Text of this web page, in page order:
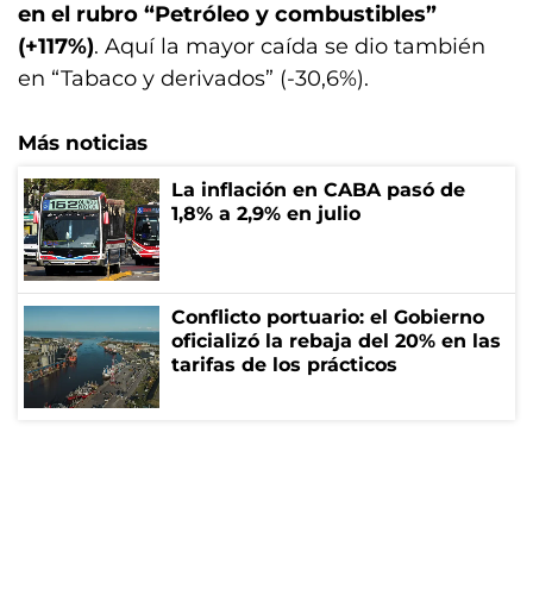
en el rubro “Petróleo y combustibles”
(+117%). Aquí la mayor caída se dio también
en “Tabaco y derivados” (-30,6%).
Más noticias
La inflación en CABA pasó de
1,8% a 2,9% en julio
Conflicto portuario: el Gobierno
oficializó la rebaja del 20% en las
tarifas de los prácticos